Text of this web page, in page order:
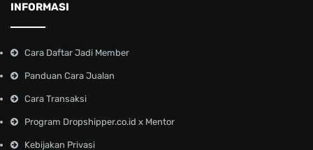
INFORMASI
Cara Daftar Jadi Member
Panduan Cara Jualan
Cara Transaksi
Program Dropshipper.co.id x Mentor
Kebijakan Privasi